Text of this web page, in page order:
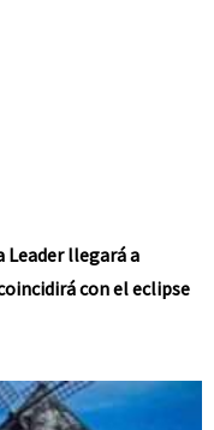
Leader llegará a
con el eclipse